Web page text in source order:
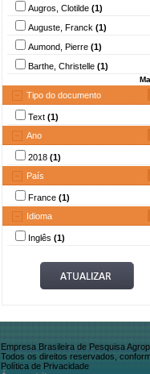
Augros, Clotilde (1)
Auguste, Franck (1)
Aumond, Pierre (1)
Barthe, Christelle (1)
Tipo do documento
Text (1)
Ano
2018 (1)
País
France (1)
Idioma
Inglês (1)
Empresa Brasileira de Pesquisa
Todos os direitos reservados,
Política de Privacidade